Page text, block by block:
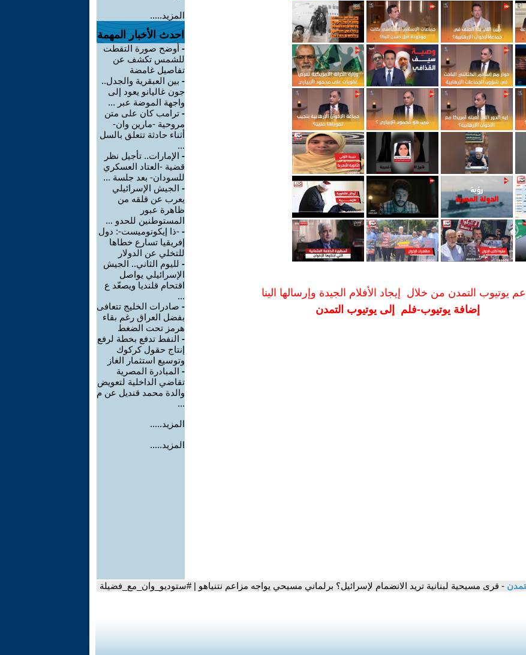
يوتيوب التمدن من خلال إيجاد الأفلام الجيدة وإرسالها الينا
إضافة يوتيوب-فلم إلى يوتيوب التمدن
المزيد.....
احدث الأخبار المهمة
- أوضح صورة التقطت
للشمس تكشف عن
تفاصيل غامضة
- بين العبقرية والجدل..
جون غاليانو يعود إلى
واجهة الموضة عبر ...
- ترامب كان على متن
مروحية -مارين وان-
أثناء حادثة تتعلق بالسل
...
- الإمارات.. تأجيل نظر
قضية -العتاد العسكري
للسودان- بعد جلسة ...
- الجيش الإسرائيلي
يعرب عن قلقه من
ظاهرة عبور
المستوطنين للحدو ...
- -ذا إيكونوميست-: دول
إفريقيا تسارع خطاها
للتخلي عن الدولار
- لليوم الثاني.. الجيش
الإسرائيلي يواصل
اقتحام قلنديا ويصعّد ع
...
- صادرات الخليج تتعافى
بفضل العراق رغم بقاء
هرمز تحت الضغط
- النفط تدفع بخطة لرفع
إنتاج حقول كركوك
وتوسيع استثمار الغاز
- المبادرة المصرية
تقاضي الداخلية لتعويض
والدة محمد قنديل عن م
...
المزيد.....
المزيد.....
- قرى مسيحية لبنانية تريد الانضمام لإسرائيل؟ برلماني مسيحي يواجه مزاعم نتنياهو | #ستوديو_وان_مع_فضيلة